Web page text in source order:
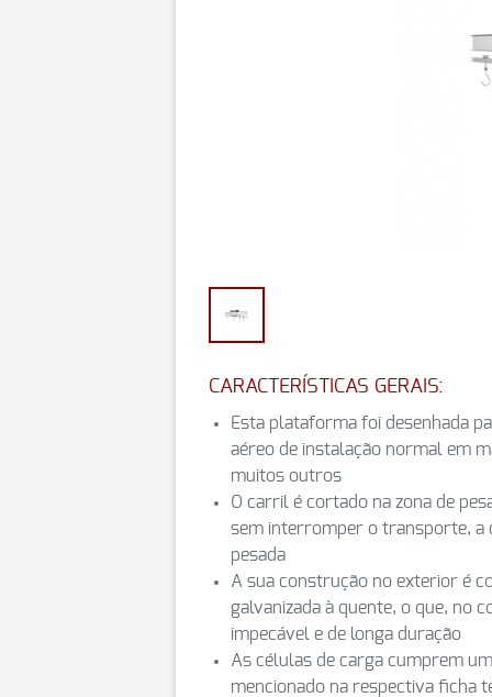
CARACTERÍSTICAS GERAIS:
Esta plataforma foi desenhada
aéreo de instalação normal em
muitos outros
O carril é cortado na zona de
sem interromper o transporte, a
pesada
A sua construção no exterior é
galvanizada à quente, o que, no
impecável e de longa duração
As células de carga cumprem
mencionado na respectiva ficha